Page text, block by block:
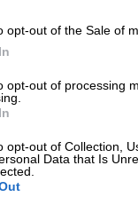
opt-out of the Sale of
opt-out of processing
opt-out of Collection,
Data that Is
πέφτει
λοχαγό που
σε τρία